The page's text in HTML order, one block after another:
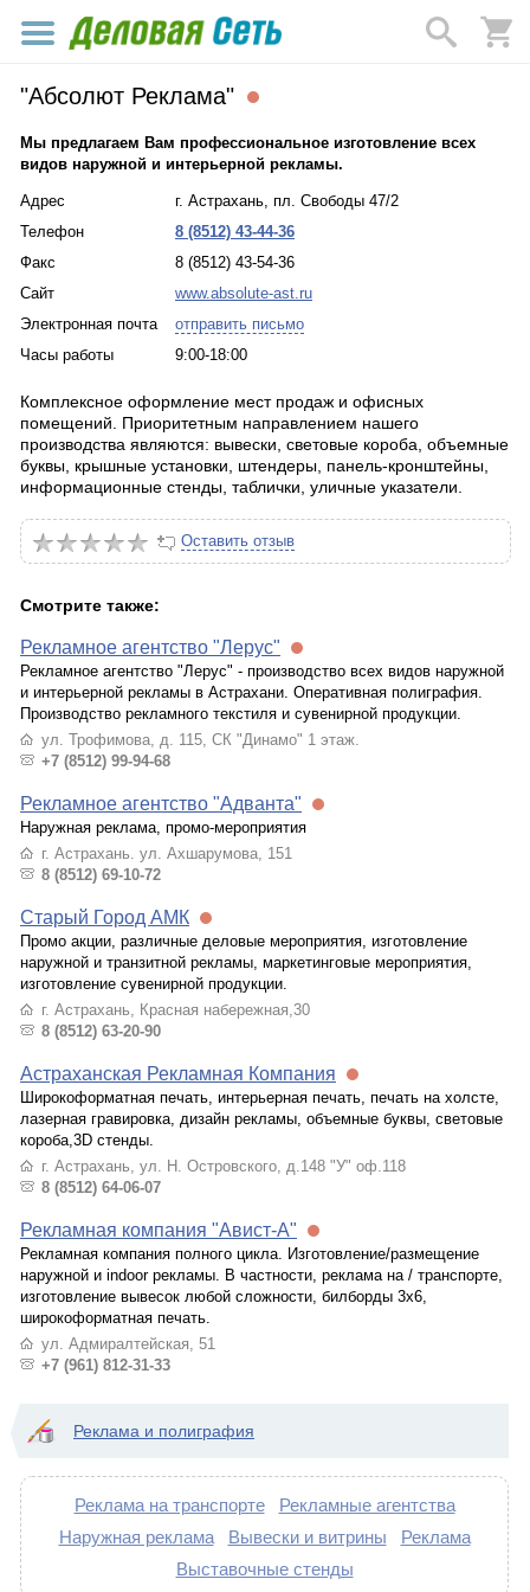
"Абсолют Реклама"
Мы предлагаем Вам профессиональное изготовление всех
видов наружной и интерьерной рекламы.
Адрес
г. Астрахань, пл. Свободы 47/2
Телефон
8 (8512) 43-44-36
Факс
8 (8512) 43-54-36
Сайт
www.absolute-ast.ru
Электронная почта
отправить письмо
Часы работы
9:00-18:00
Комплексное оформление мест продаж и офисных
помещений. Приоритетным направлением нашего
производства являются: вывески, световые короба, объемные
буквы, крышные установки, штендеры, панель-кронштейны,
информационные стенды, таблички, уличные указатели.
Оставить отзыв
Смотрите также:
Рекламное агентство "Лерус"
Рекламное агентство "Лерус" - производство всех видов наружной
и интерьерной рекламы в Астрахани. Оперативная полиграфия.
Производство рекламного текстиля и сувенирной продукции.
ул. Трофимова, д. 115, СК "Динамо" 1 этаж.
+7 (8512) 99-94-68
Рекламное агентство "Адванта"
Наружная реклама, промо-мероприятия
г. Астрахань. ул. Ахшарумова, 151
8 (8512) 69-10-72
Старый Город АМК
Промо акции, различные деловые мероприятия, изготовление
наружной и транзитной рекламы, маркетинговые мероприятия,
изготовление сувенирной продукции.
г. Астрахань, Красная набережная,30
8 (8512) 63-20-90
Астраханская Рекламная Компания
Широкоформатная печать, интерьерная печать, печать на холсте,
лазерная гравировка, дизайн рекламы, объемные буквы, световые
короба,3D стенды.
г. Астрахань, ул. Н. Островского, д.148 "У" оф.118
8 (8512) 64-06-07
Рекламная компания "Авист-А"
Рекламная компания полного цикла. Изготовление/размещение
наружной и indoor рекламы. В частности, реклама на / транспорте,
изготовление вывесок любой сложности, билборды 3x6,
широкоформатная печать.
ул. Адмиралтейская, 51
+7 (961) 812-31-33
Реклама и полиграфия
Реклама на транспорте
Рекламные агентства
Наружная реклама
Вывески и витрины
Реклама
Выставочные стенды